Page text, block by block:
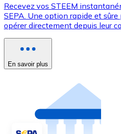
Recevez vos STEEM
SEPA. Une option rapide et
opérer directement depuis leur
En savoir plus